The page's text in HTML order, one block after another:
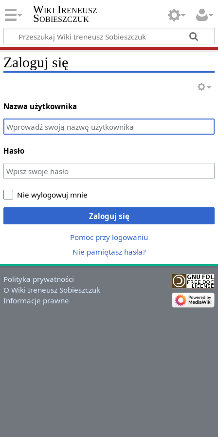
Wiki Ireneusz
Sobieszczuk
Zaloguj się
Nazwa użytkownika
Hasło
Nie wylogowuj mnie
Zaloguj się
Pomoc przy logowaniu
Nie pamiętasz hasła?
Polityka prywatności
O Wiki Ireneusz Sobieszczuk
Informacje prawne